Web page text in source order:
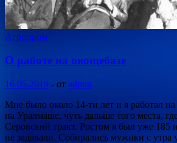
Агропром
О работе на овощебазе
16.05.2019 - от admin
Мне было около 14-ти лет и я работал
на Уралмаше, чуть дальше того места,
Серовский тракт. Ростом я был уже 185
не задавали. Собирались мужики с